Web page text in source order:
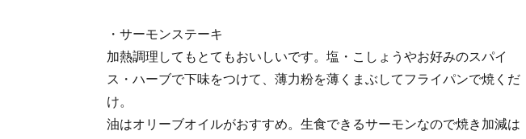
・サーモンステーキ
加熱調理してもとてもおいしいです。塩・こしょうやお好みのスパイ
ス・ハーブで下味をつけて、薄力粉を薄くまぶしてフライパンで焼くだ
け。
油はオリーブオイルがおすすめ。生食できるサーモンなので焼き加減は